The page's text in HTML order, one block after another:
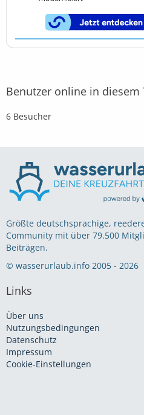
Benutzer online in diesem
6 Besucher
Größte deutschsprachige,
Community mit über 79.500
Beiträgen.
© wasserurlaub.info 2005 - 2026
Links
Über uns
Nutzungsbedingungen
Datenschutz
Impressum
Cookie-Einstellungen